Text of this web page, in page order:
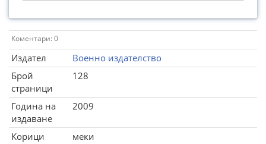
Коментари: 0
Издател
Военно издателство
Брой
страници
128
Година на
издаване
2009
Корици
меки